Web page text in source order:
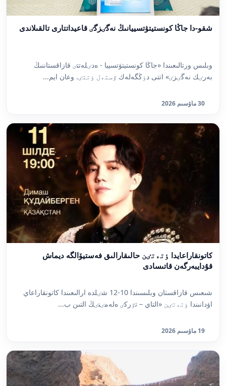
شقو-دا جاڭا كونستيتۋتسييانىڭ نەگٸزگٸ قاعيداتتارى تالقىلاندى
وبلىس ورتالىعىندا «جاڭا كونستيتۋتسييا - ەدٸلەتتٸ قازاقستاننىڭ
بەرٸك نەگٸزٸ» اتتى دٶڭگەلەك ٷستەل ٶتتٸ. وعان ايم...
30 ماۋسىم 2026
كاتونقاراعايدا ٶتەتٸن حالىقارالىق فەستيۆالگە ديماش
قۇدايبەرگەن قاتىسادى
شىعىس قازاقستان وبلىسىندا 10-12 شٸلدە ارالىعىندا كاتونقاراعاي
اۋدانىندا ٶتەتٸن «التاي – تٷركٸ ەلەمٸنٸڭ التىن ب...
19 ماۋسىم 2026